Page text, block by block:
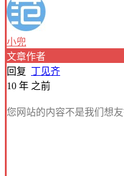
小兜
文章作者
回复 丁见齐
10 年 之前
您网站的内容不是我们想